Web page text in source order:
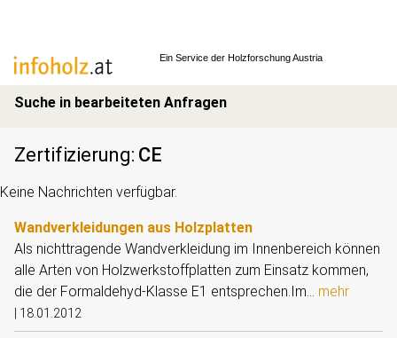
Ein Service der Holzforschung Austria
Suche in bearbeiteten Anfragen
Zertifizierung: CE
Keine Nachrichten verfügbar.
Wandverkleidungen aus Holzplatten
Als nichttragende Wandverkleidung im Innenbereich können
alle Arten von Holzwerkstoffplatten zum Einsatz kommen,
die der Formaldehyd-Klasse E1 entsprechen.Im... mehr
18.01.2012